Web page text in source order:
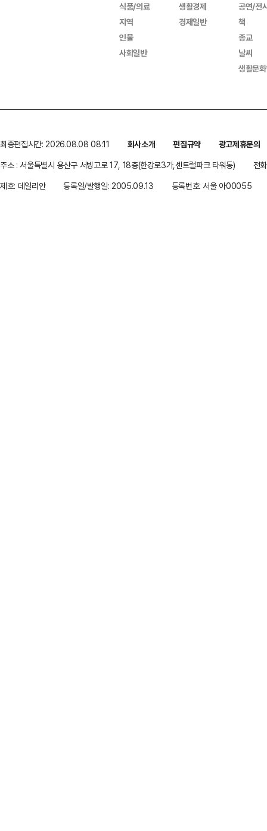
식품/의료
지역
인물
사회일반
생활경제
경제일반
공연/전
책
종교
날씨
생활문
최종편집시간: 2026.08.08 08:11 회사소개 편집규약
광고제휴문의
주소 : 서울특별시 용산구 서빙고로 17, 18층(한강로3가,센트럴파크 타워동)
전
제호: 데일리안
등록일/발행일: 2005.09.13 등록번호: 서울 아00055